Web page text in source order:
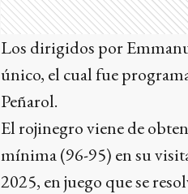
Los dirigidos por
único, el cual fue
Peñarol.
El rojinegro viene de
mínima (96-95) en su
2025, en juego que se